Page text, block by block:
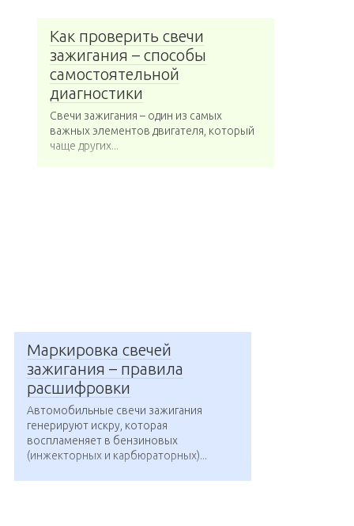
Как проверить свечи
зажигания – способы
самостоятельной
диагностики
Свечи зажигания – один из самых
важных элементов двигателя, который
чаще других...
Маркировка свечей
зажигания – правила
расшифровки
Автомобильные свечи зажигания
генерируют искру, которая
воспламеняет в бензиновых
(инжекторных и карбюраторных)...